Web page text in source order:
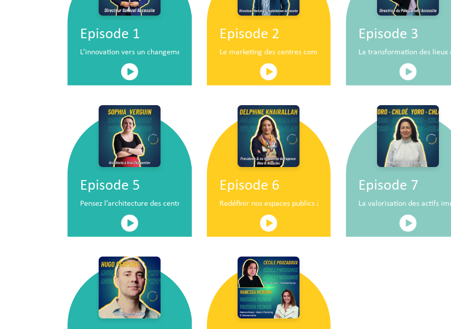
Episode 1
L’innovation vers un changement de situation
Episode 2
Le marketing des centres commerciaux au service du développement
Episode 3
La transformation des lieux
Episode 5
Pensez l’architecture des centres commerciaux de demain
Episode 6
Redéfinir nos espaces publics à hauteur d’enfants
Episode 7
La valorisation des actifs